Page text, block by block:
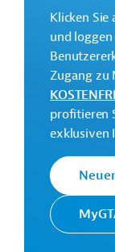
85 Millionen
(IDB)
Klicken
und
Zugang zu
profitieren
exklusiven